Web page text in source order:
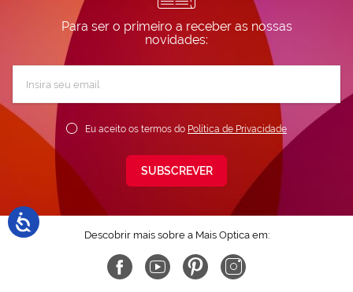
Para ser o primeiro a receber as nossas
novidades:
Newsletter:
Eu aceito os termos do Política de Privacidade
SUBSCREVER
Descobrir mais sobre a Mais Optica em: